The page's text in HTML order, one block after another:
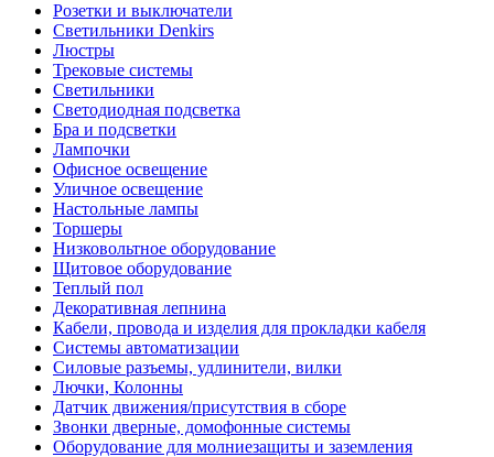
Розетки и выключатели
Светильники Denkirs
Люстры
Трековые системы
Светильники
Светодиодная подсветка
Бра и подсветки
Лампочки
Офисное освещение
Уличное освещение
Настольные лампы
Торшеры
Низковольтное оборудование
Щитовое оборудование
Теплый пол
Декоративная лепнина
Кабели, провода и изделия для прокладки кабеля
Системы автоматизации
Силовые разъемы, удлинители, вилки
Лючки, Колонны
Датчик движения/присутствия в сборе
Звонки дверные, домофонные системы
Оборудование для молниезащиты и заземления